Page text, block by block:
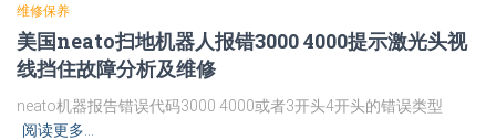
维修保养
美国neato扫地机器人报错3000 4000提示激光头视
线挡住故障分析及维修
neato机器报告错误代码3000 4000或者3开头4开头的错误类型
阅读更多…